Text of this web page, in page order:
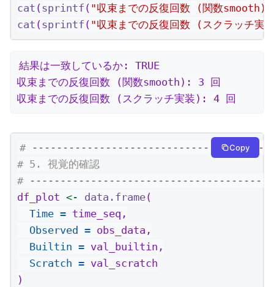
cat (sprintf ( "収束までの反復回数 (関数
cat (sprintf ( "収束までの反復回数 (スクラッチ実
結果は一致しているか: TRUE
収束までの反復回数 (関数smooth): 3 回
収束までの反復回数 (スクラッチ実装): 4 回
#
# 5. 視覚的確認
#
df_plot <- data.frame(
Time = time_seq,
Observed = obs_data,
Builtin = val_builtin,
Scratch = val_scratch
)
Copy